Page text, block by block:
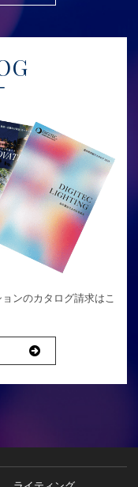
ンのカタログ請求はこ